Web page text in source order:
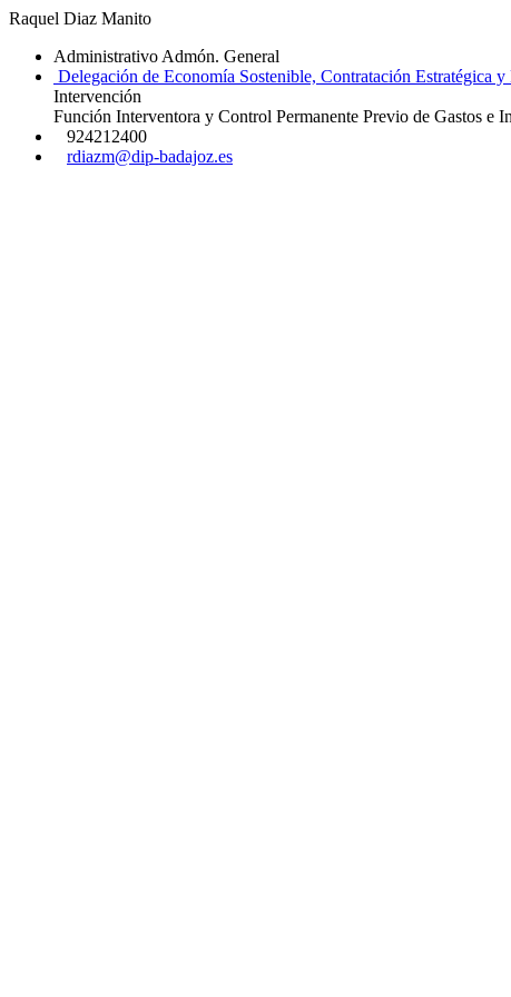
Raquel Diaz Manito
Administrativo Admón. General
Delegación de Economía Sostenible, Contratación Estratégica
Intervención
Función Interventora y Control Permanente Previo de Gastos e
924212400
rdiazm@dip-badajoz.es